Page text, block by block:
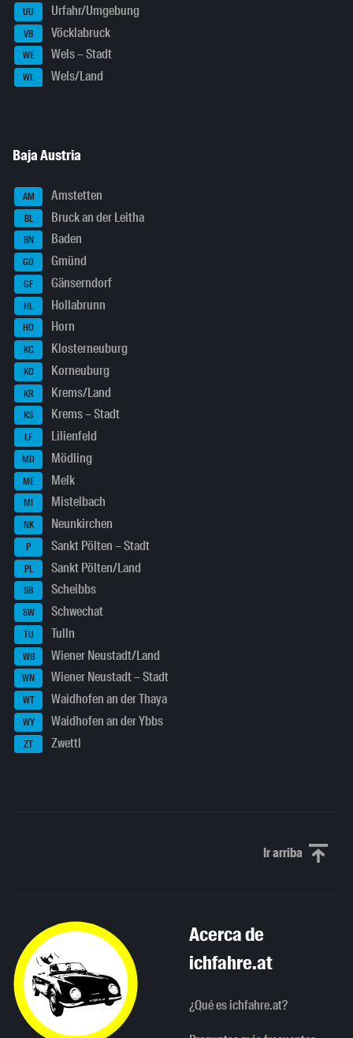
UU Urfahr/Umgebung
VB Vöcklabruck
WE Wels – Stadt
WL Wels/Land
Baja Austria
AM Amstetten
BL Bruck an der Leitha
BN Baden
GD Gmünd
GF Gänserndorf
HL Hollabrunn
HO Horn
KG Klosterneuburg
KO Korneuburg
KR Krems/Land
KS Krems – Stadt
LF Lilienfeld
MD Mödling
ME Melk
MI Mistelbach
NK Neunkirchen
P Sankt Pölten – Stadt
PL Sankt Pölten/Land
SB Scheibbs
SW Schwechat
TU Tulln
WB Wiener Neustadt/Land
WN Wiener Neustadt – Stadt
WT Waidhofen an der Thaya
WY Waidhofen an der Ybbs
ZT Zwettl
Ir arribaScroll to
Acerca de
ichfahre.at
¿Qué es ichfahre.at?